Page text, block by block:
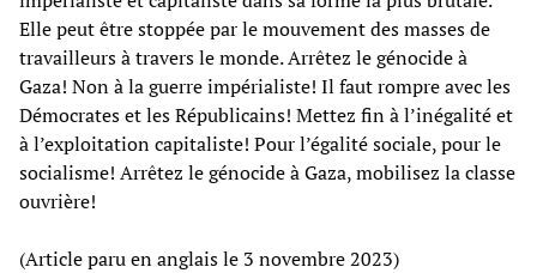
Elle peut être stoppée par le mouvement des masses de
travailleurs à travers le monde. Arrêtez le génocide à
Gaza! Non à la guerre impérialiste! Il faut rompre avec les
Démocrates et les Républicains! Mettez fin à l’inégalité et
à l’exploitation capitaliste! Pour l’égalité sociale, pour le
socialisme! Arrêtez le génocide à Gaza, mobilisez la classe
ouvrière!
(Article paru en anglais le 3 novembre 2023)